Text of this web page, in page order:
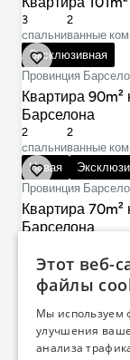
cпальни
3
ванные
2
Эксклюзивная
575 000 €
Провинция
Квартира 90m²
Барселона
cпальни
2
ванные
2
Новая
330 000 €
Провинция
Квартира
Барселона
cпальниванные
Этот веб-
файлы
Мы используем
улучшения
анализа